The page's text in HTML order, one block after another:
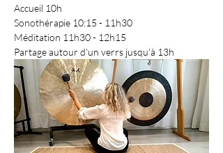
Accueil 10h
Sonothérapie 10:15 - 11h30
Méditation 11h30 - 12h15
Partage autour d'un verrs jusqu'à 13h